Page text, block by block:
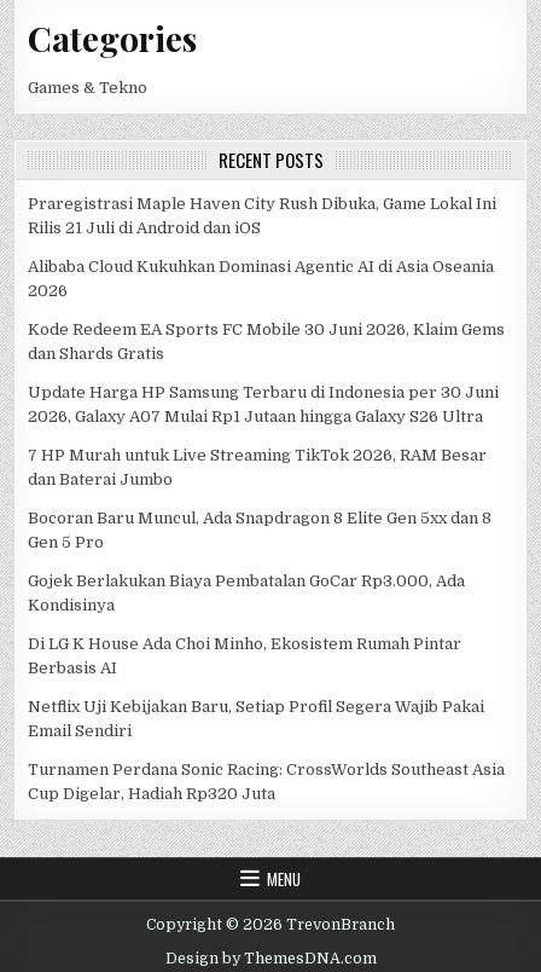
Categories
Games & Tekno
RECENT POSTS
Praregistrasi Maple Haven City Rush Dibuka, Game Lokal Ini
Rilis 21 Juli di Android dan iOS
Alibaba Cloud Kukuhkan Dominasi Agentic AI di Asia Oseania
2026
Kode Redeem EA Sports FC Mobile 30 Juni 2026, Klaim Gems
dan Shards Gratis
Update Harga HP Samsung Terbaru di Indonesia per 30 Juni
2026, Galaxy A07 Mulai Rp1 Jutaan hingga Galaxy S26 Ultra
7 HP Murah untuk Live Streaming TikTok 2026, RAM Besar
dan Baterai Jumbo
Bocoran Baru Muncul, Ada Snapdragon 8 Elite Gen 5xx dan 8
Gen 5 Pro
Gojek Berlakukan Biaya Pembatalan GoCar Rp3.000, Ada
Kondisinya
Di LG K House Ada Choi Minho, Ekosistem Rumah Pintar
Berbasis AI
Netflix Uji Kebijakan Baru, Setiap Profil Segera Wajib Pakai
Email Sendiri
Turnamen Perdana Sonic Racing: CrossWorlds Southeast Asia
Cup Digelar, Hadiah Rp320 Juta
MENU
Copyright © 2026 TrevonBranch
Design by ThemesDNA.com